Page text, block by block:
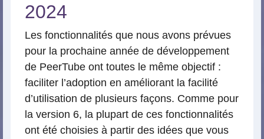
2024
Les fonctionnalités que nous avons prévues
pour la prochaine année de développement
de PeerTube ont toutes le même objectif :
faciliter l’adoption en améliorant la facilité
d’utilisation de plusieurs façons. Comme pour
la version 6, la plupart de ces fonctionnalités
ont été choisies à partir des idées que vous